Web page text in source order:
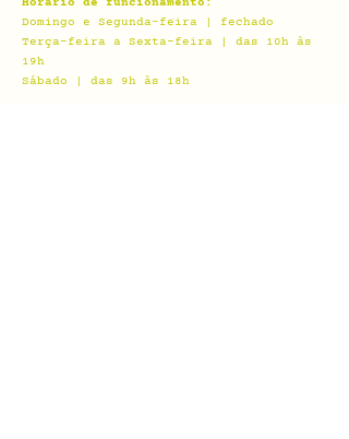
Domingo e Segunda-feira | fechado
Terça-feira a Sexta-feira | das 10h às
19h
Sábado | das 9h às 18h